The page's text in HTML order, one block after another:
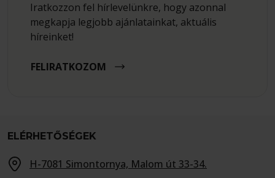
Iratkozzon fel hírlevelünkre, hogy azonnal
megkapja legjobb ajánlatainkat, aktuális
híreinket!
FELIRATKOZOM
ELÉRHETŐSÉGEK
H-7081 Simontornya, Malom út 33-34.